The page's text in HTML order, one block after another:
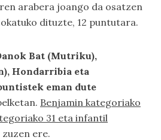
arabera joango da osatzen
dituzte, 12 puntutara.
Bat (Mutriku),
Hondarribia eta
eman dute
Benjamin kategoriako
31 eta infantil
zuzen ere.